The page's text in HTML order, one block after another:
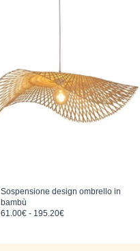
Sospensione design ombrello in
bambù
61.00€ - 195.20€Fascia di prezzo: da 61.00€ a 195.20€